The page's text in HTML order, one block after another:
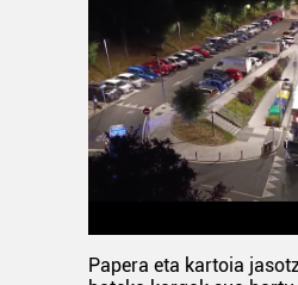
Papera eta kartoia